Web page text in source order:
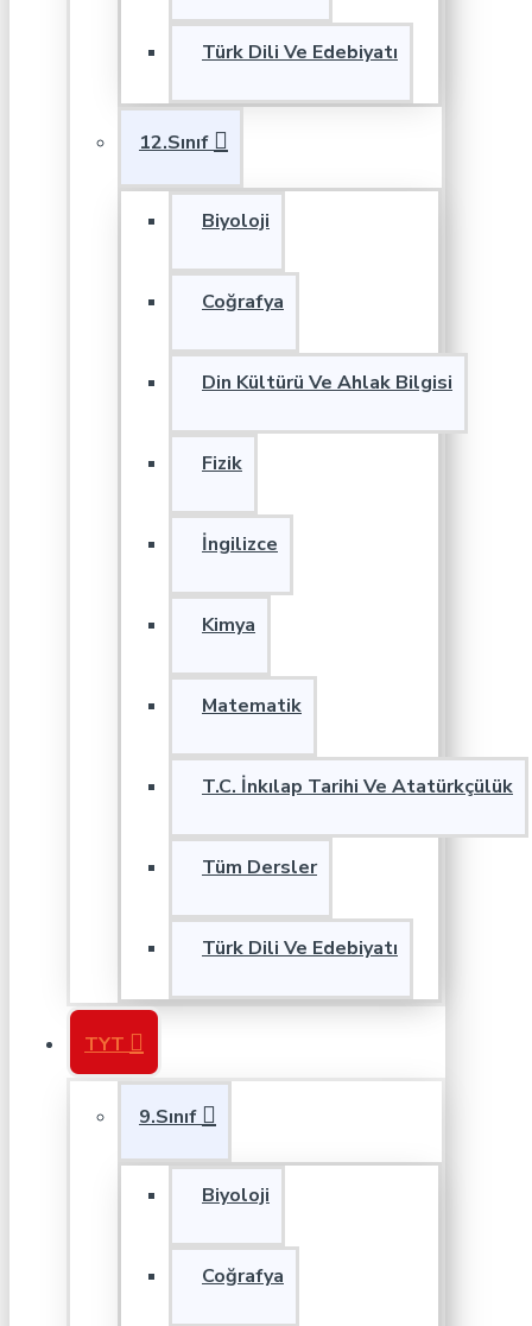
Türk Dili Ve Edebiyatı
12.Sınıf
Biyoloji
Coğrafya
Din Kültürü Ve Ahlak Bilgisi
Fizik
İngilizce
Kimya
Matematik
T.C. İnkılap Tarihi Ve Atatürkçülük
Tüm Dersler
Türk Dili Ve Edebiyatı
TYT
9.Sınıf
Biyoloji
Coğrafya